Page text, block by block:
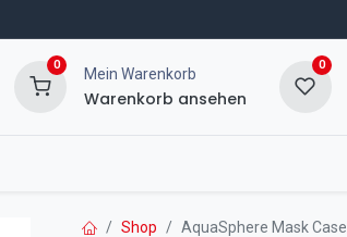
0
Mein Warenkorb
Warenkorb ansehen
0
Shop AquaSphere Mask Case